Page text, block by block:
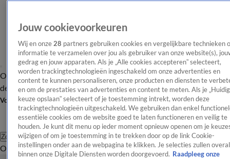
OverzichtAfleveringen Entertainment TV Algemeen
Tip
de redactieNieuwsbrief
Volg Shownieuws
Zoeken
OverzichtEntertainmentSpraakmakendRealityCrimeVideo's
Jouw cookievoorkeuren
Wij en onze 28 partners gebruiken cookies en vergelijkbare technieken
informatie te verzamelen over jou als gebruiker van onze website(s),
gedrag en jouw apparaten. Als je „Alle cookies accepteren” selecteert,
worden trackingtechnologieën ingeschakeld om onze advertenties en
content te kunnen personaliseren, onze producten en diensten te
en om de prestaties van advertenties en content te meten. Als je
keuze opslaan” selecteert of je toestemming intrekt, worden deze
trackingtechnologieën uitgeschakeld. We gebruiken dan enkel
essentiële cookies om de website goed te laten functioneren en veilig te
houden. Je kunt dit menu op ieder moment opnieuw openen om je
wijzigen of om je toestemming in te trekken door op de link Cookie-
instellingen onder aan de webpagina te klikken. Je selecties zullen overal
binnen onze Digitale Diensten worden doorgevoerd. Raadpleeg onze